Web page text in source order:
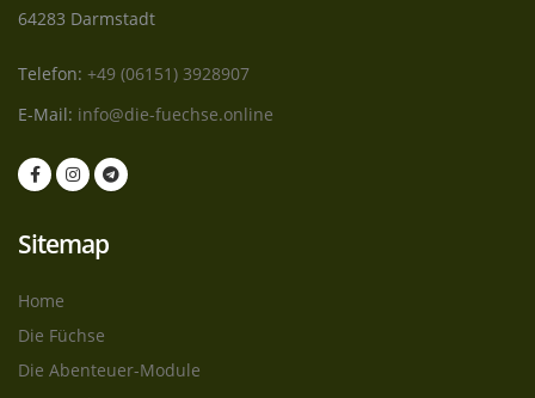
64283 Darmstadt
Telefon: +49 (06151) 3928907
E-Mail: info@die-fuechse.online
Sitemap
Home
Die Füchse
Die Abenteuer-Module